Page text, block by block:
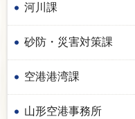
河川課
砂防・災害対策課
空港港湾課
山形空港事務所